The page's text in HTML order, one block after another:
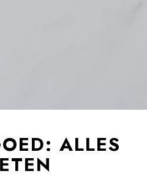
ALLES